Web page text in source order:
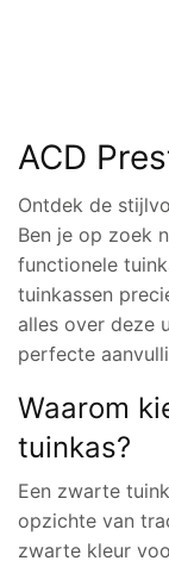
ACD
Ontdek de
Ben je op zoek
functionele
tuinkassen
alles over deze
perfecte
Waarom
tuinkas?
Een zwarte
opzichte van
zwarte kleur